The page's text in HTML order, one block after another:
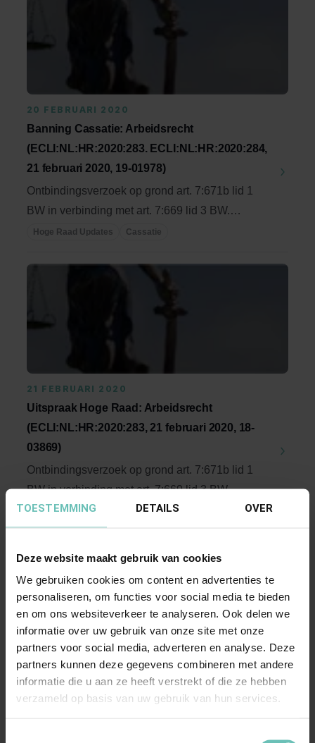
TOESTEMMING DETAILS OVER
Deze website maakt gebruik van cookies
We gebruiken cookies om content en advertenties te
personaliseren, om functies voor social media te bieden
en om ons websiteverkeer te analyseren. Ook delen we
informatie over uw gebruik van onze site met onze
partners voor social media, adverteren en analyse. Deze
partners kunnen deze gegevens combineren met andere
informatie die u aan ze heeft verstrekt of die ze hebben
verzameld op basis van uw gebruik van hun services.
20 FEBRUARI 2020
Banning Cassatie: Arbeidsrecht
(ECLI:NL:HR:2020:283. ECLI:NL:HR:2020:284,
21 februari 2020, 19-01978)
Ontbindingsverzoek op grond art. 7:671b lid 1
BW in verbinding met art. 7:669 lid 3 BW.
Verzoek tot ...
Hoge Raad Updates Cassatie
21 FEBRUARI 2020
Uitspraak Hoge Raad: Arbeidsrecht
(ECLI:NL:HR:2020:283, 21 februari 2020, 18-
03869)
Ontbindingsverzoek op grond art. 7:671b lid 1
BW in verbinding met art. 7:669 lid 3 BW. ...
Hoge Raad Updates Cassatie
11 JULI 2025
Uitspraak Hoge Raad: Belastingrecht
(ECLI:NL:HR:2025:1128, 11 juli 2025, nr.